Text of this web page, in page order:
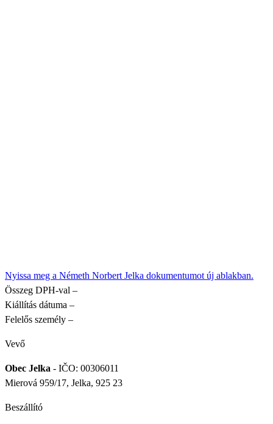
Nyissa meg a Németh Norbert Jelka dokumentumot új ablakban.
Összeg DPH-val –
Kiállítás dátuma –
Felelős személy –
Vevő
Obec Jelka - IČO: 00306011
Mierová 959/17, Jelka, 925 23
Beszállító